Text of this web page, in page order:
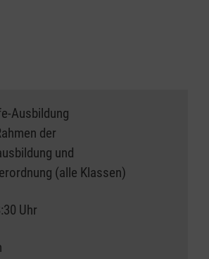
Ausbildung
der
und
(alle Klassen)
Uhr